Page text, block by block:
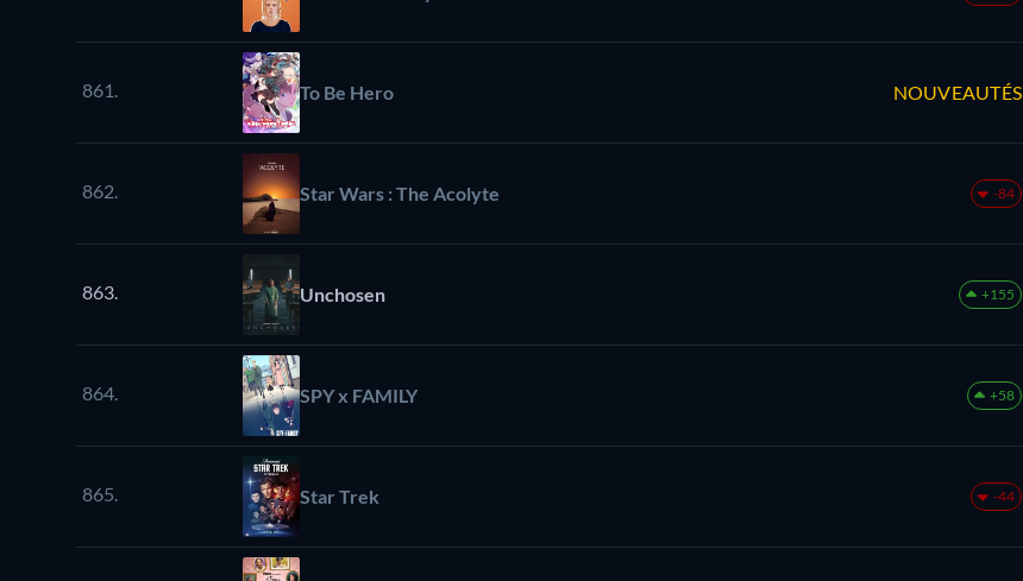
861. To Be Hero NOUVEAUTÉS
862. Star Wars : The Acolyte -84
863. Unchosen +155
864. SPY x FAMILY +58
865. Star Trek -44